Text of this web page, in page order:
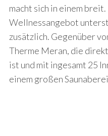
macht sich in einem
Wellnessangebot
zusätzlich. Gegenüber
Therme Meran, die
ist und mit ingesamt 25
einem großen